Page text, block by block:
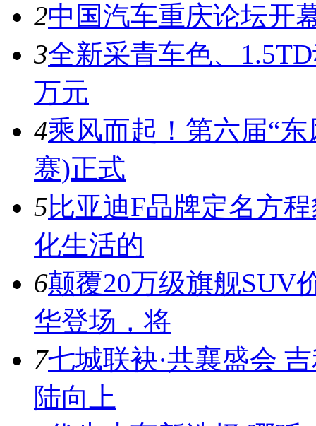
2中国汽车重庆论坛开
3全新采青车色、
万元
4乘风而起！第六届“
赛)正式
5比亚迪F品牌定名方
化生活的
6颠覆20万级旗舰SUV
华登场，将
7七城联袂·共襄盛会
陆向上